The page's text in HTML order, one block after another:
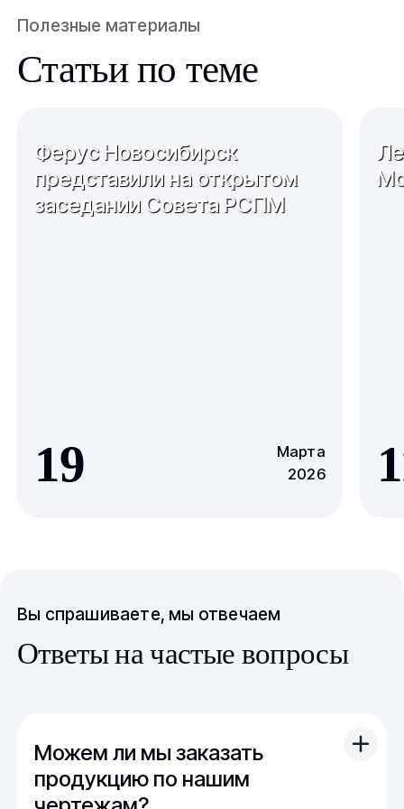
Полезные материалы
Статьи по теме
Ферус Новосибирск
представили на открытом
заседании Совета РСПМ
19
Марта
2026
Вы спрашиваете, мы отвечаем
Ответы на частые вопросы
Можем ли мы заказать
продукцию по нашим